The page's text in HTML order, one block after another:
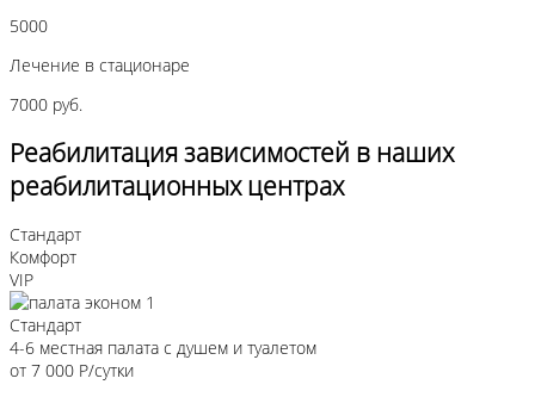
5000
Лечение в стационаре
7000 руб.
Реабилитация зависимостей в наших
реабилитационных центрах
Стандарт
Комфорт
VIP
Стандарт
4-6 местная палата с душем и туалетом
от 7 000 Р/сутки